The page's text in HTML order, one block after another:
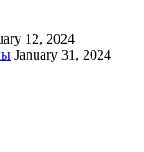
12, 2024
January 31, 2024